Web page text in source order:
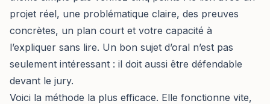
projet réel, une problématique claire, des preuves
concrètes, un plan court et votre capacité à
l’expliquer sans lire. Un bon sujet d’oral n’est pas
seulement intéressant : il doit aussi être défendable
devant le jury.
Voici la méthode la plus efficace. Elle fonctionne vite,